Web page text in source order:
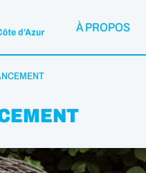
À PROPOS